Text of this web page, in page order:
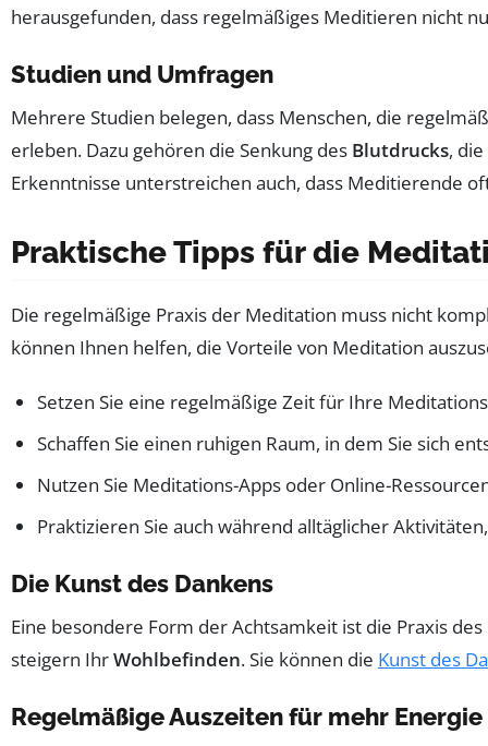
herausgefunden, dass regelmäßiges Meditieren nicht
Studien und Umfragen
Mehrere Studien belegen, dass Menschen, die
erleben. Dazu gehören die Senkung des Blutdrucks,
Erkenntnisse unterstreichen auch, dass Meditierende
Praktische Tipps für die
Die regelmäßige Praxis der Meditation muss nicht
können Ihnen helfen, die Vorteile von Meditation
Setzen Sie eine regelmäßige Zeit für Ihre
Schaffen Sie einen ruhigen Raum, in dem Sie sich
Nutzen Sie Meditations-Apps oder Online-
Praktizieren Sie auch während alltäglicher
Die Kunst des Dankens
Eine besondere Form der Achtsamkeit ist die Praxis
steigern IhrWohlbefinden. Sie können die Kunst des
Regelmäßige Auszeiten für mehr Energie